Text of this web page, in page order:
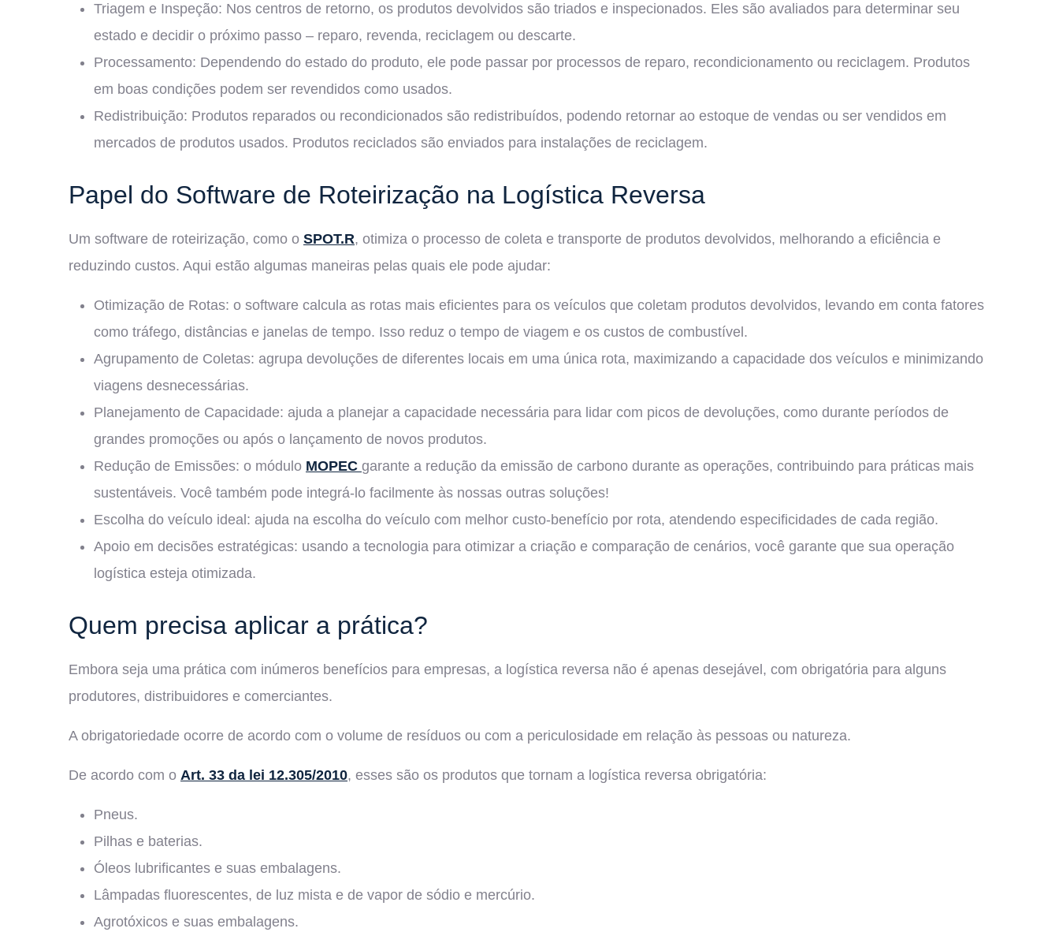
Triagem e Inspeção: Nos centros de retorno, os produtos devolvidos são triados e inspecionados. Eles são avaliados para determinar seu
estado e decidir o próximo passo – reparo, revenda, reciclagem ou descarte.
Processamento: Dependendo do estado do produto, ele pode passar por processos de reparo, recondicionamento ou reciclagem. Produtos
em boas condições podem ser revendidos como usados.
Redistribuição: Produtos reparados ou recondicionados são redistribuídos, podendo retornar ao estoque de vendas ou ser vendidos em
mercados de produtos usados. Produtos reciclados são enviados para instalações de reciclagem.
Papel do Software de Roteirização na Logística Reversa
Um software de roteirização, como o SPOT.R, otimiza o processo de coleta e transporte de produtos devolvidos, melhorando a eficiência e
reduzindo custos. Aqui estão algumas maneiras pelas quais ele pode ajudar:
Otimização de Rotas: o software calcula as rotas mais eficientes para os veículos que coletam produtos devolvidos, levando em conta fatores
como tráfego, distâncias e janelas de tempo. Isso reduz o tempo de viagem e os custos de combustível.
Agrupamento de Coletas: agrupa devoluções de diferentes locais em uma única rota, maximizando a capacidade dos veículos e minimizando
viagens desnecessárias.
Planejamento de Capacidade: ajuda a planejar a capacidade necessária para lidar com picos de devoluções, como durante períodos de
grandes promoções ou após o lançamento de novos produtos.
Redução de Emissões: o módulo MOPEC garante a redução da emissão de carbono durante as operações, contribuindo para práticas mais
sustentáveis. Você também pode integrá-lo facilmente às nossas outras soluções!
Escolha do veículo ideal: ajuda na escolha do veículo com melhor custo-benefício por rota, atendendo especificidades de cada região.
Apoio em decisões estratégicas: usando a tecnologia para otimizar a criação e comparação de cenários, você garante que sua operação
logística esteja otimizada.
Quem precisa aplicar a prática?
Embora seja uma prática com inúmeros benefícios para empresas, a logística reversa não é apenas desejável, com obrigatória para alguns
produtores, distribuidores e comerciantes.
A obrigatoriedade ocorre de acordo com o volume de resíduos ou com a periculosidade em relação às pessoas ou natureza.
De acordo com o Art. 33 da lei 12.305/2010, esses são os produtos que tornam a logística reversa obrigatória:
Pneus.
Pilhas e baterias.
Óleos lubrificantes e suas embalagens.
Lâmpadas fluorescentes, de luz mista e de vapor de sódio e mercúrio.
Agrotóxicos e suas embalagens.